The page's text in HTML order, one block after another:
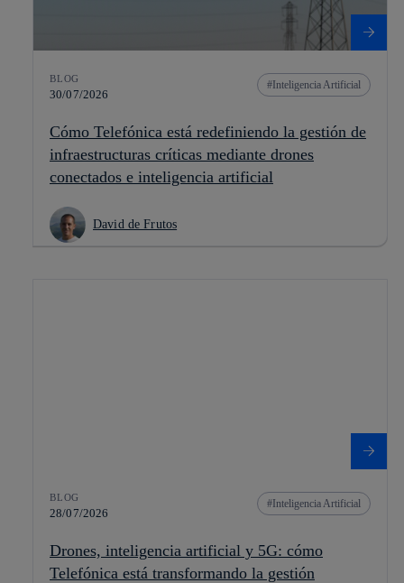
BLOG
30/07/2026
Inteligencia Artificial
Cómo Telefónica está redefiniendo la gestión de
infraestructuras críticas mediante drones
conectados e inteligencia artificial
David de Frutos
BLOG
28/07/2026
Inteligencia Artificial
Drones, inteligencia artificial y 5G: cómo
Telefónica está transformando la gestión